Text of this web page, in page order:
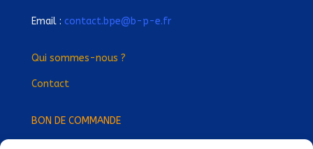
Email : contact.bpe@b-p-e.fr
Qui sommes-nous ?
Contact
BON DE COMMANDE